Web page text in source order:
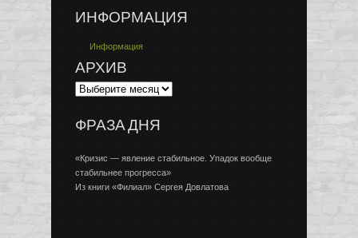
ИНФОРМАЦИЯ
Информация
АРХИВ
ФРАЗА ДНЯ
«Кризис — явление стабильное. Упадок вообще
стабильнее прогресса»
Из книги «Филиал» Сергея Довлатова